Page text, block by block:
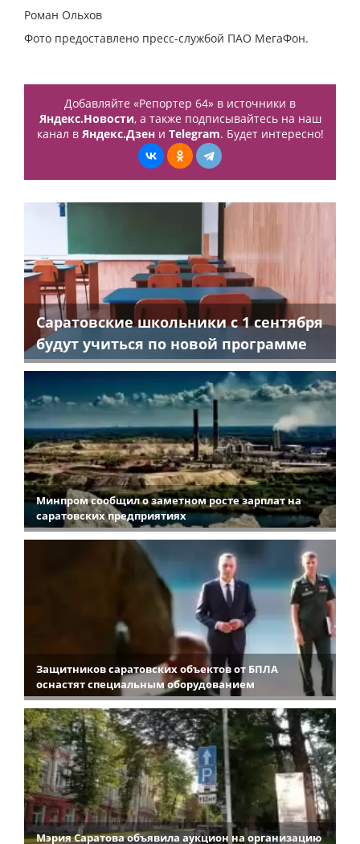
Роман Ольхов
Фото предоставлено пресс-службой ПАО МегаФон.
Добавляйте «Репортер 64» в источники в
Яндекс.Новости, а также подписывайтесь на наш
канал в Яндекс.Дзени Telegram. Будет интересно!
Саратовские школьники с 1 сентября
будут учиться по новой программе
Минпром сообщил о заметном росте зарплат на
саратовских предприятиях
Защитников саратовских объектов от БПЛА
оснастят специальным оборудованием
Мэрия Саратова объявила аукцион на организацию